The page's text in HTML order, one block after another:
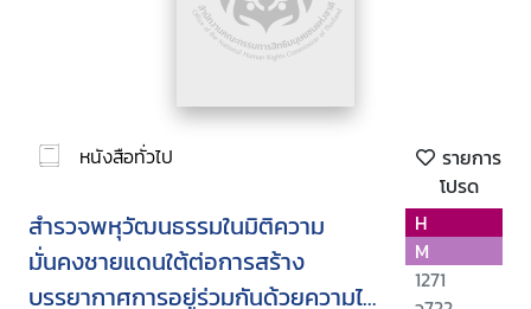
หนังสือทั่วไป
รายการ
โปรด
สำรวจพหุวัฒนธรรมในมิติความ
มั่นคงชายแดนใต้ต่อการสร้าง
บรรยากาศการอยู่ร่วมกันด้วยความไว้
H
M
1271